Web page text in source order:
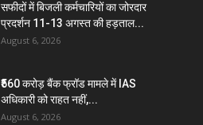
सफीदों में बिजली कर्मचारियों का जोरदार
प्रदर्शन 11-13 अगस्त की हड़ताल...
August 6, 2026
₹560 करोड़ बैंक फ्रॉड मामले में IAS
अधिकारी को राहत नहीं,...
August 6, 2026